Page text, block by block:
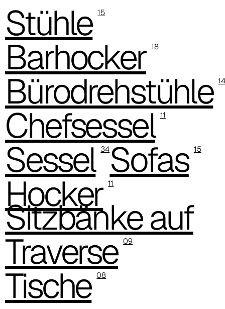
C 384
C 38A
Stühle 15
Barhocker 18
Bürodrehstühle
Chefsessel 11
Sessel 34Sofas 15
Hocker 11
Sitzbänke auf
Traverse 09
Tische 08